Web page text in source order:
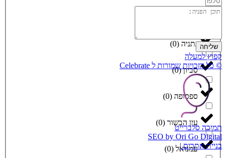
נתניה (
0
)
סביון(
0
)
ספסופה (
0
)
עין הבשור (
0
)
עמנואל (
0
)
שליחה
קפוץ למעלה
© כל הזכויות שמורות ל Celebrate
תמיכה סלברייט
SEO by Ori Go Digital
בניית אתרים |